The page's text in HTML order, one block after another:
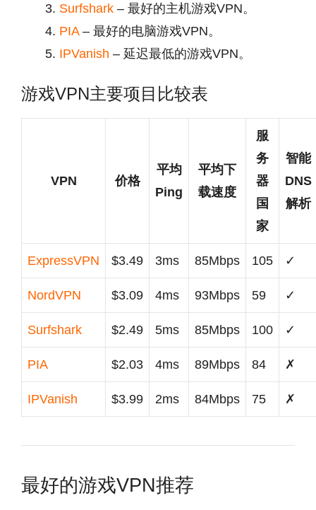
Surfshark – 最好的主机游戏VPN。
PIA– 最好的电脑游戏VPN。
IPVanish – 延迟最低的游戏VPN。
游戏VPN主要项目比较表
VPN 价格
平均
Ping
平均下
载速度
服
务
器
国
家
智能
DNS
解析
ExpressVPN $3.49 3ms 85Mbps 105 ✓
NordVPN $3.09 4ms 93Mbps 59 ✓
Surfshark $2.49 5ms 85Mbps 100 ✓
PIA $2.03 4ms 89Mbps 84 ✗
IPVanish $3.99 2ms 84Mbps 75 ✗
最好的游戏VPN推荐